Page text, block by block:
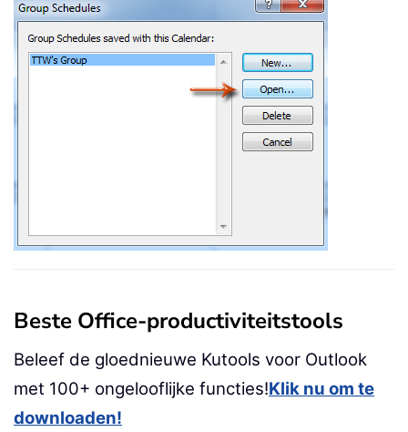
Beste Office-productiviteitstools
Beleef de gloednieuwe Kutools voor Outlook
met 100+ ongelooflijke functies!Klik nu om te
downloaden!